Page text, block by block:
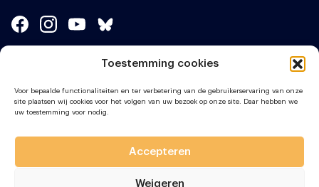
Toestemming cookies
Voor bepaalde functionaliteiten en ter verbetering van de gebruikerservaring van onze
site plaatsen wij cookies voor het volgen van uw bezoek op onze site. Daar hebben we
uw toestemming voor nodig.
Accepteren
Weigeren